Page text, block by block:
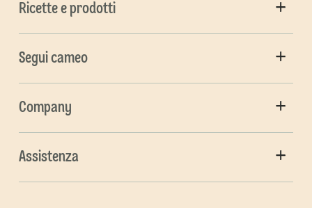
Ricette e prodotti
Segui cameo
Company
Assistenza